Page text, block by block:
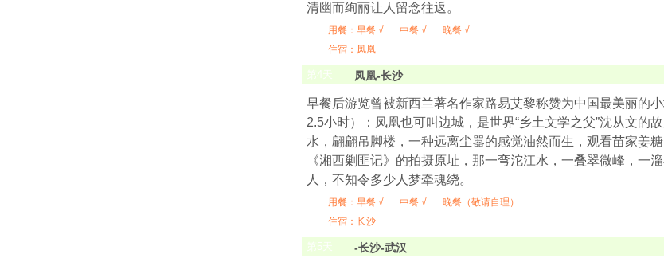
清幽而绚丽让人留念往返。
用餐： 早餐 √ 中餐 √
晚餐 √
住宿：凤凰
第4天 凤凰-长沙
早餐后游览曾被新西兰著名作家路易艾黎称赞为中国最美丽的
2.5小时）：凤凰也可叫边城，是世界“乡土文学之父”沈从文的
水，翩翩吊脚楼，一种远离尘嚣的感觉油然而生，观看苗家姜
《湘西剿匪记》的拍摄原址，那一弯沱江水，一叠翠微峰，一
人，不知令多少人梦牵魂绕。
用餐： 早餐 √ 中餐 √
晚餐（敬请自理）
住宿：长沙
第5天 -长沙-武汉